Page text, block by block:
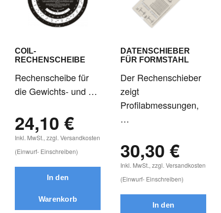
COIL-
RECHENSCHEIBE
Rechenscheibe für
die Gewichts- und …
24,10 €
Inkl. MwSt., zzgl. Versandkosten
(Einwurf- Einschreiben)
DATENSCHIEBER
FÜR FORMSTAHL
Der Rechenschieber
zeigt
Profilabmessungen,
…
30,30 €
Inkl. MwSt., zzgl. Versandkosten
(Einwurf- Einschreiben)